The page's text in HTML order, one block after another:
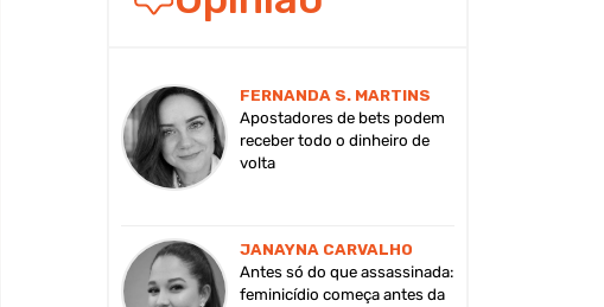
FERNANDA S. MARTINS
Apostadores de bets podem
receber todo o dinheiro de
volta
JANAYNA CARVALHO
Antes só do que assassinada:
feminicídio começa antes da